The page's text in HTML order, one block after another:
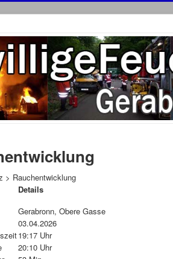
> Rauchentwicklung
Details
Gerabronn, Obere Gasse
03.04.2026
19:17 Uhr
20:10 Uhr